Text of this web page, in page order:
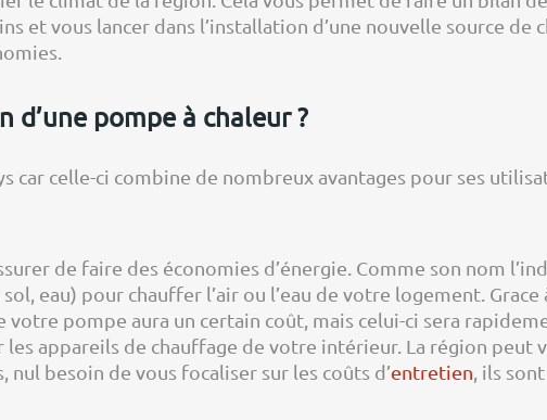
et vous lancer dans l’installation d’une nouvelle source de
pompe à chaleur ?
car celle-ci combine de nombreux avantages pour ses
de faire des économies d’énergie. Comme son nom
eau) pour chauffer l’air ou l’eau de votre logement. Grace
pompe aura un certain coût, mais celui-ci sera
appareils de chauffage de votre intérieur. La région peut
besoin de vous focaliser sur les coûts d’entretien , ils